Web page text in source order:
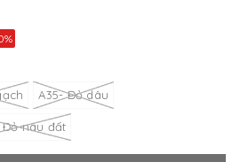
A35- Đỏ dâu
Đỏ nâu đất